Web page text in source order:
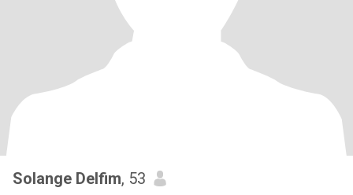
Solange Delfim, 53